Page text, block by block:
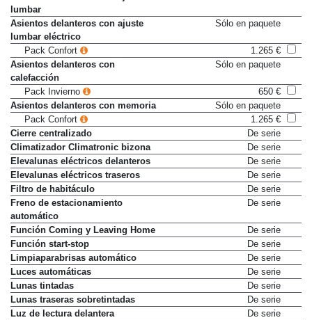
lumbar
Asientos delanteros con ajuste
lumbar eléctrico
Sólo en paquete
Pack Confort
1.265 €
Asientos delanteros con
calefacción
Sólo en paquete
Pack Invierno
650 €
Asientos delanteros con memoria
Sólo en paquete
Pack Confort
1.265 €
Cierre centralizado
De serie
Climatizador Climatronic bizona
De serie
Elevalunas eléctricos delanteros
De serie
Elevalunas eléctricos traseros
De serie
Filtro de habitáculo
De serie
Freno de estacionamiento
automático
De serie
Función Coming y Leaving Home
De serie
Función start-stop
De serie
Limpiaparabrisas automático
De serie
Luces automáticas
De serie
Lunas tintadas
De serie
Lunas traseras sobretintadas
De serie
Luz de lectura delantera
De serie